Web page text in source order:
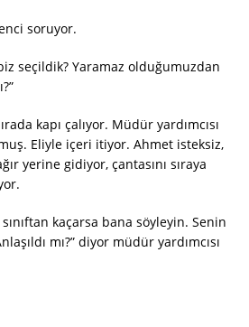
soruyor.
seçildik? Yaramaz olduğumuzdan
kapı çalıyor. Müdür yardımcısı
Eliyle içeri itiyor. Ahmet isteksiz,
yerine gidiyor, çantasını sıraya
kaçarsa bana söyleyin. Senin
mı?” diyor müdür yardımcısı